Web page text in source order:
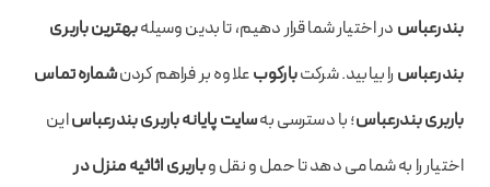
بندرعباس در اختیار شما قرار دهیم، تا بدین وسیلهبهترین باربری
بندرعباس را بیابید. شرکتبارکوبعلاوه بر فراهم کردنشماره تماس
باربری بندرعباس؛ با دسترسی بهسایت پایانه باربری بندرعباساین
اختیار را به شما می دهد تا حمل و نقل وباربری اثاثیه منزل در